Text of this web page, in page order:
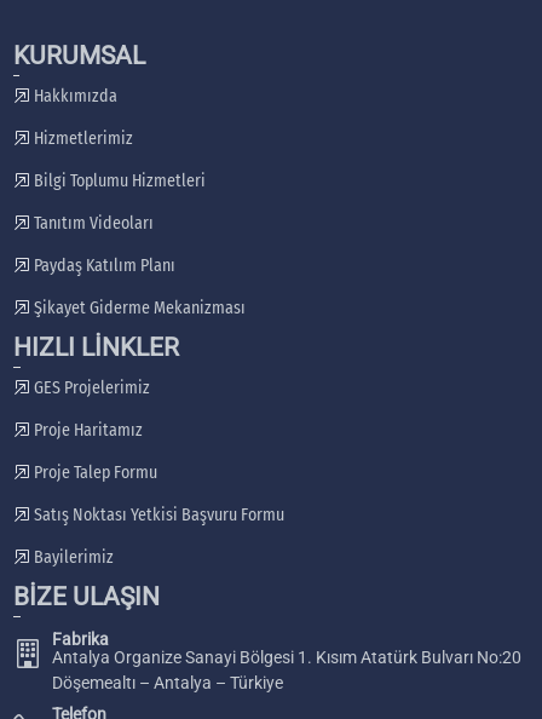
KURUMSAL
Hakkımızda
Hizmetlerimiz
Bilgi Toplumu Hizmetleri
Tanıtım Videoları
Paydaş Katılım Planı
Şikayet Giderme Mekanizması
HIZLI LİNKLER
GES Projelerimiz
Proje Haritamız
Proje Talep Formu
Satış Noktası Yetkisi Başvuru Formu
Bayilerimiz
BİZE ULAŞIN
Fabrika
Antalya Organize Sanayi Bölgesi 1. Kısım Atatürk Bulvarı No:20
Döşemealtı – Antalya – Türkiye
Telefon